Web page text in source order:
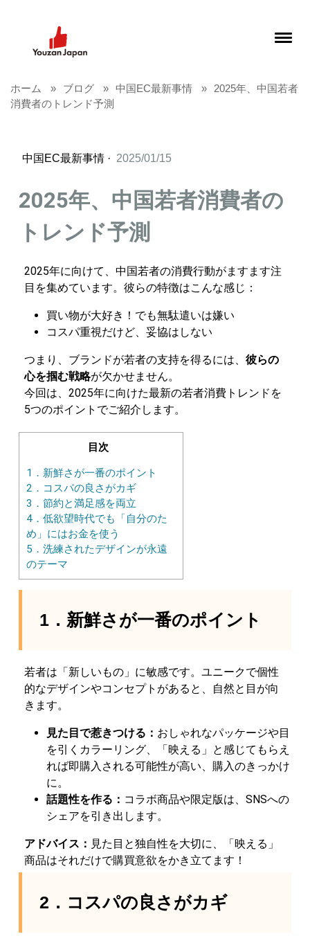
ホーム ブログ 中国EC最新事情
2025年、中国若者
消費者のトレンド予測
中国EC最新事情 · 2025/01/15
2025年、中国若者消費者の
トレンド予測
2025年に向けて、中国若者の消費行動がますます注
目を集めています。彼らの特徴はこんな感じ：
買い物が大好き！でも無駄遣いは嫌い
コスパ重視だけど、妥協はしない
つまり、ブランドが若者の支持を得るには、 彼らの
心を掴む戦略が欠かせません。
今回は、2025年に向けた最新の若者消費トレンドを
5つのポイントでご紹介します。
目次
1．新鮮さが一番のポイント
2．コスパの良さがカギ
3．節約と満足感を両立
4．低欲望時代でも「自分のた
め」にはお金を使う
5．洗練されたデザインが永遠
のテーマ
1．新鮮さが一番のポイント
若者は「新しいもの」に敏感です。ユニークで個性
的なデザインやコンセプトがあると、自然と目が向
きます。
見た目で惹きつける： おしゃれなパッケージや目
を引くカラーリング、「映える」と感じてもらえ
れば即購入される可能性が高い、購入のきっかけ
に。
話題性を作る： コラボ商品や限定版は、SNSへの
シェアを引き出します。
アドバイス： 見た目と独自性を大切に、「映える」
商品はそれだけで購買意欲をかき立てます！
2．コスパの良さがカギ